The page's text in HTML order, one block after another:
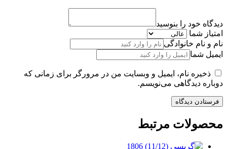
دیدگاه خود را بنوسید
امتیاز شما
نام و نام خانوادگی
ایمیل شما
ذخیره نام، ایمیل و وبسایت من در مرورگر برای زمانی که
دوباره دیدگاهی می‌نویسم.
محصولات مرتبط